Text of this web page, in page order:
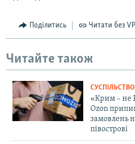
Поділитись Читати без
Читайте також
СУСПІЛЬСТВО
«Крим – не
Ozon
замовлень
півострові